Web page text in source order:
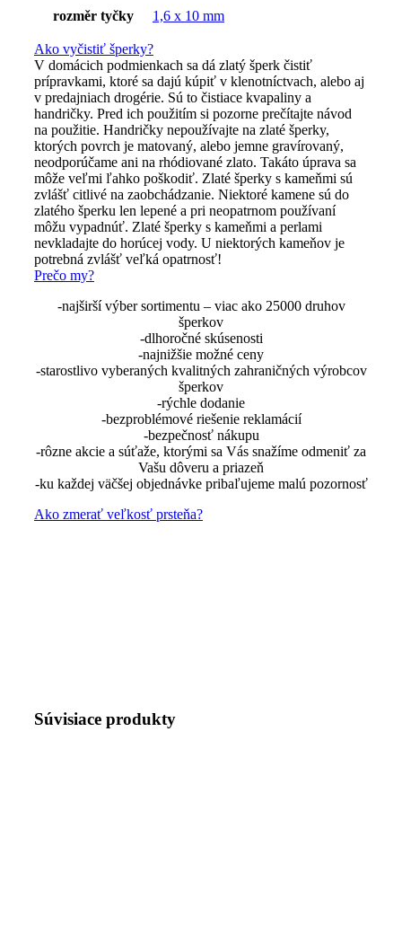
rozměr tyčky 1,6 x 10 mm
Ako vyčistiť šperky?
V domácich podmienkach sa dá zlatý šperk čistiť
prípravkami, ktoré sa dajú kúpiť v klenotníctvach, alebo aj
v predajniach drogérie. Sú to čistiace kvapaliny a
handričky. Pred ich použitím si pozorne prečítajte návod
na použitie. Handričky nepoužívajte na zlaté šperky,
ktorých povrch je matovaný, alebo jemne gravírovaný,
neodporúčame ani na rhódiované zlato. Takáto úprava sa
môže veľmi ľahko poškodiť. Zlaté šperky s kameňmi sú
zvlášť citlivé na zaobchádzanie. Niektoré kamene sú do
zlatého šperku len lepené a pri neopatrnom používaní
môžu vypadnúť. Zlaté šperky s kameňmi a perlami
nevkladajte do horúcej vody. U niektorých kameňov je
potrebná zvlášť veľká opatrnosť!
Prečo my?
-najširší výber sortimentu – viac ako 25000 druhov
šperkov
-dlhoročné skúsenosti
-najnižšie možné ceny
-starostlivo vyberaných kvalitných zahraničných výrobcov
šperkov
-rýchle dodanie
-bezproblémové riešenie reklamácií
-bezpečnosť nákupu
-rôzne akcie a súťaže, ktorými sa Vás snažíme odmeniť za
Vašu dôveru a priazeň
-ku každej väčšej objednávke pribaľujeme malú pozornosť
Ako zmerať veľkosť prsteňa?
Súvisiace produkty